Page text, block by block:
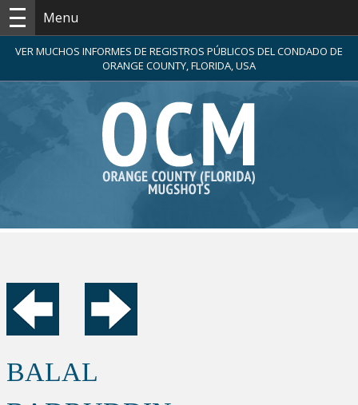
Menu
VER MUCHOS INFORMES DE REGISTROS PÚBLICOS DEL CONDADO DE
ORANGE COUNTY, FLORIDA, USA
BALAL